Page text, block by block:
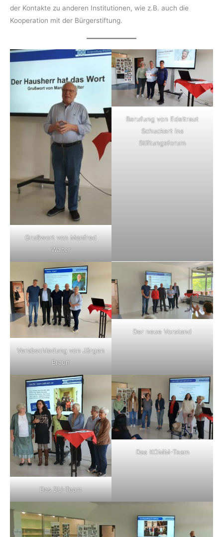
der Kontakte zu anderen Institutionen, wie z.B. auch die
Kooperation mit der Bürgerstiftung.
Grußwort von Manfred
Walter
Berufung von Edeltraut
Schuckert ins
Stiftungsforum
Verabschiedung von Jürgen
Braun
Der neue Vorstand
Das DU-Team
Das KOMM-Team